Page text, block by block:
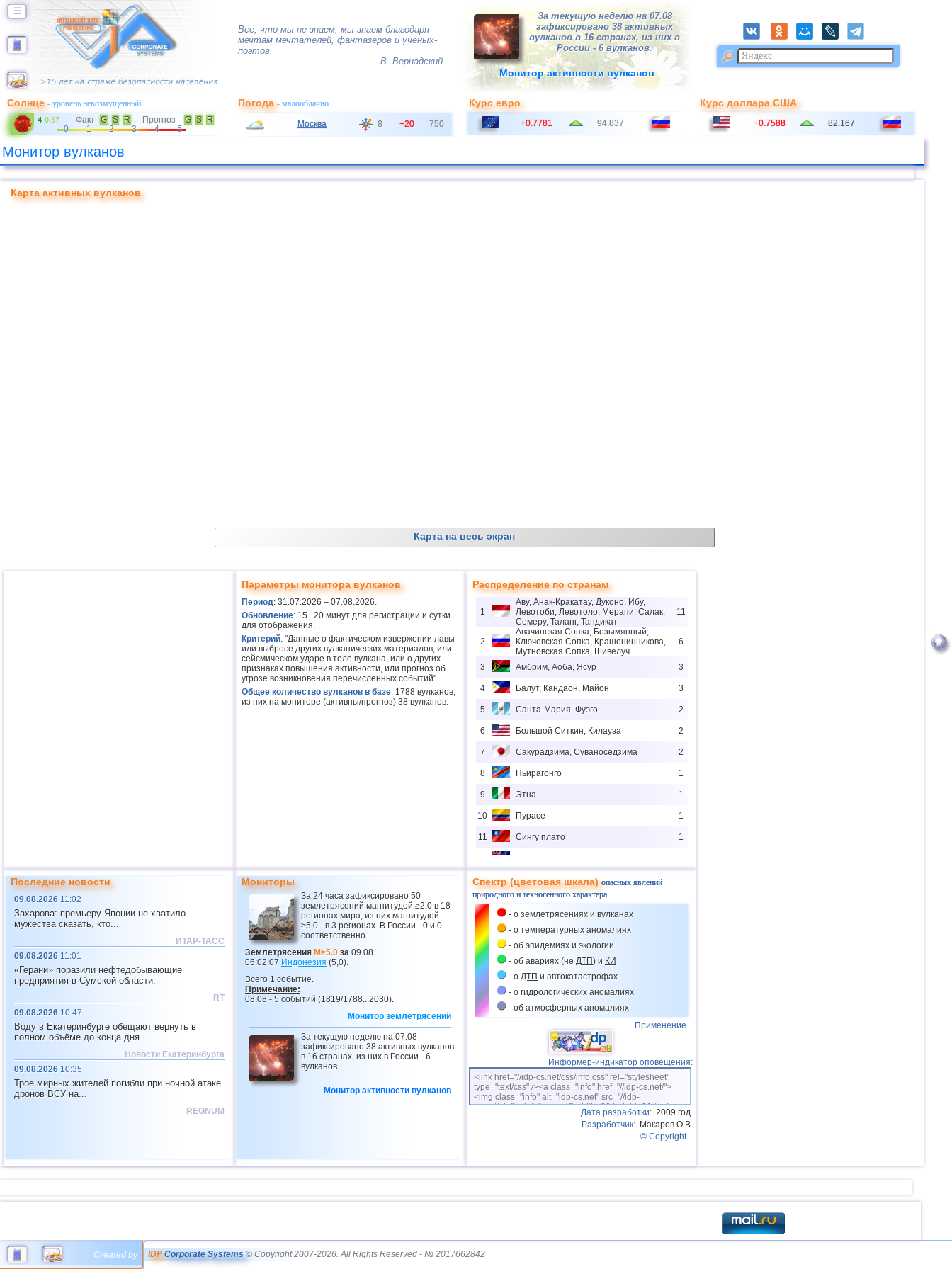
☰
Все, что мы не знаем, мы знаем благодаря
мечтам мечтателей, фантазеров и ученых-
поэтов.
В. Вернадский
За текущую неделю на 07.08
зафиксировано 38 активных
вулканов в 16 странах, из них в
России - 6 вулканов.
Монитор активности вулканов
Солнце- уровень невозмущенный
4-0.67 Факт G S R Прогноз G S
R
0
1 2 3 4 5
Погода- малооблачно
Москва 8 +20 750
Курс евро
+0.7781 94.837
Курс доллара США
+0.7588 82.167
Монитор вулканов
Карта активных вулканов
Карта на весь экран
Параметры монитора вулканов
Период: 31.07.2026 – 07.08.2026.
Обновление: 15...20 минут для регистрации и сутки
для отображения.
Критерий: "Данные о фактическом извержении лавы
или выбросе других вулканических материалов, или
сейсмическом ударе в теле вулкана, или о других
признаках повышения активности, или прогноз об
угрозе возникновения перечисленных событий".
Общее количество вулканов в базе: 1788 вулканов,
из них на мониторе (активны/прогноз) 38 вулканов.
Распределение по странам
1
Аву, Анак-Кракатау, Дуконо, Ибу,
Левотоби, Левотоло, Мерапи, Салак,
Семеру, Таланг, Тандикат
11
2
Авачинская Сопка, Безымянный,
Ключевская Сопка, Крашенинникова,
Мутновская Сопка, Шивелуч
6
3 Амбрим, Аоба, Ясур 3
4 Балут, Кандаон, Майон 3
5 Санта-Мария, Фуэго 2
6 Большой Ситкин, Килауэа 2
7 Сакурадзима, Суваноседзима 2
8 Ньирагонго 1
9 Этна 1
10 Пурасе 1
11 Сингу плато 1
12 Таупо 1
13 Сабанкая
14 Невадо-де-Лонгави
15
16 Майкл
Последние новости
09.08.2026 11:02
Захарова: премьеру Японии не хватило
мужества сказать, кто...
ИТАР-ТАСС
09.08.2026 11:01
«Герани» поразили нефтедобывающие
предприятия в Сумской области.
RT
09.08.2026 10:47
Воду в Екатеринбурге обещают вернуть в
полном объёме до конца дня.
Новости Екатеринбурга
09.08.2026 10:35
Трое мирных жителей погибли при ночной атаке
дронов ВСУ на...
REGNUM
Мониторы
За 24 часа зафиксировано 50
землетрясений магнитудой ≥2,0 в 18
регионах мира, из них магнитудой
≥5,0 - в 3 регионах. В России - 0 и 0
соответственно.
Землетрясения M≥5.0 за 09.08
06:02:07 Индонезия (5,0).
Всего 1 событие.
Примечание:
08.08 - 5 событий (1819/1788...2030).
Монитор землетрясений
За текущую неделю на 07.08
зафиксировано 38 активных вулканов
в 16 странах, из них в России - 6
вулканов.
Монитор активности вулканов
Спектр (цветовая шкала)опасных явлений
природного и техногенного характера
- о землетрясениях и вулканах
- о температурных аномалиях
- об эпидемиях и экологии
- об авариях (не ДТП) и КИ
- о ДТП и автокатастрофах
- о гидрологических аномалиях
- об атмосферных аномалиях
Применение...
Информер-индикатор оповещения:
<link href="//idp-cs.net/css/info.css" rel="stylesheet"
type="text/css" /><a class="info" href="//idp-cs.net/">
<img class="info" alt="idp-cs.net" src="//idp-
cs.net/pix/idpinfok_sm.gif" width=88 height=31 /></a>
Дата разработки: 2009 год.
Разработчик: Макаров О.В.
© Copyright...
Created by IDP Corporate Systems © Copyright 2007-2026. All Rights Reserved - № 2017662842